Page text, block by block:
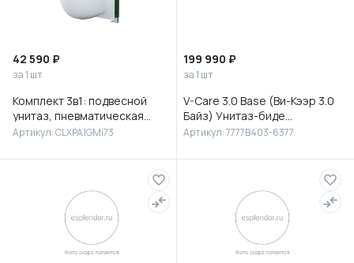
42 590 ₽
за 1 шт
Комплект 3в1: подвесной
унитаз, пневматическая
инсталляция и клавиша
IDD
Артикул: CLXPA1GMi73
199 990 ₽
за 1 шт
V-Care 3.0 Base (Ви-Кээр 3.0
Байз) Унитаз-биде
подвесной, 7777B403-6377
Артикул: 7777B403-6377